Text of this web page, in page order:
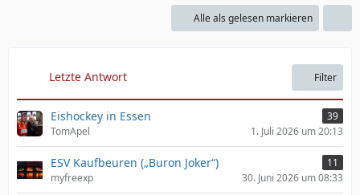
Alle als gelesen markieren
Letzte Antwort Filter
Eishockey in Essen
39
TomApel
1. Juli 2026 um 20:13
ESV Kaufbeuren („Buron Joker“)
11
myfreexp
30. Juni 2026 um 08:33